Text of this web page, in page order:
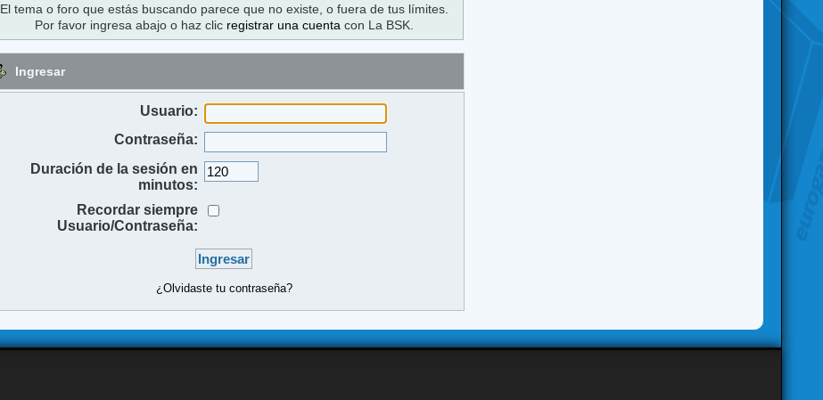
El tema o foro que estás buscando parece que no existe, o fuera de tus límites.
Por favor ingresa abajo o haz clic registrar una cuenta con La BSK.
Ingresar
Usuario:
Contraseña:
Duración de la sesión en
minutos:
Recordar siempre
Usuario/Contraseña:
¿Olvidaste tu contraseña?